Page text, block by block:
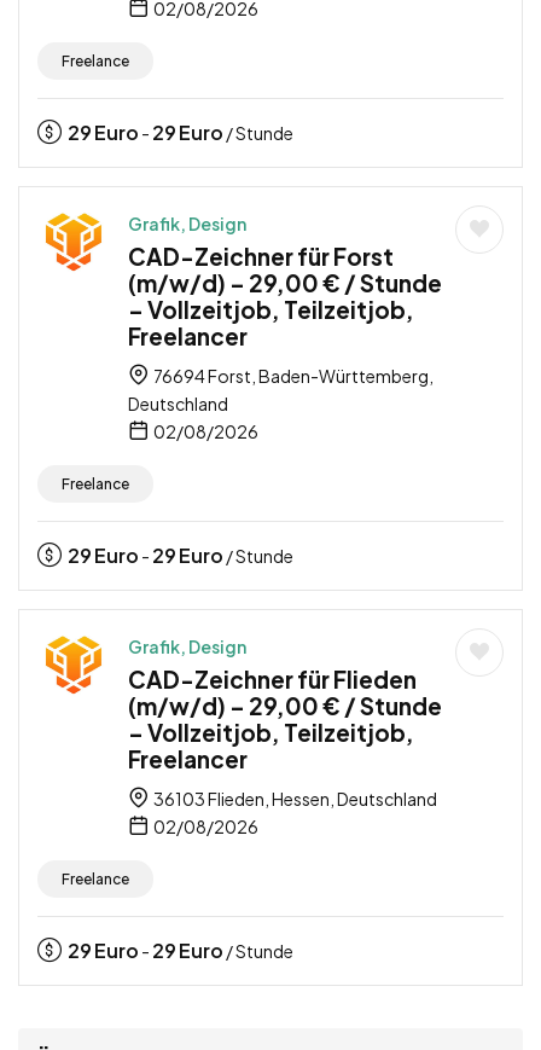
02/08/2026
Freelance
29Euro - 29Euro / Stunde
Grafik, Design
CAD-Zeichner für Forst
(m/w/d) – 29,00 € / Stunde
– Vollzeitjob, Teilzeitjob,
Freelancer
76694 Forst, Baden-Württemberg,
Deutschland
02/08/2026
Freelance
29Euro - 29Euro / Stunde
Grafik, Design
CAD-Zeichner für Flieden
(m/w/d) – 29,00 € / Stunde
– Vollzeitjob, Teilzeitjob,
Freelancer
36103 Flieden, Hessen, Deutschland
02/08/2026
Freelance
29Euro - 29Euro / Stunde